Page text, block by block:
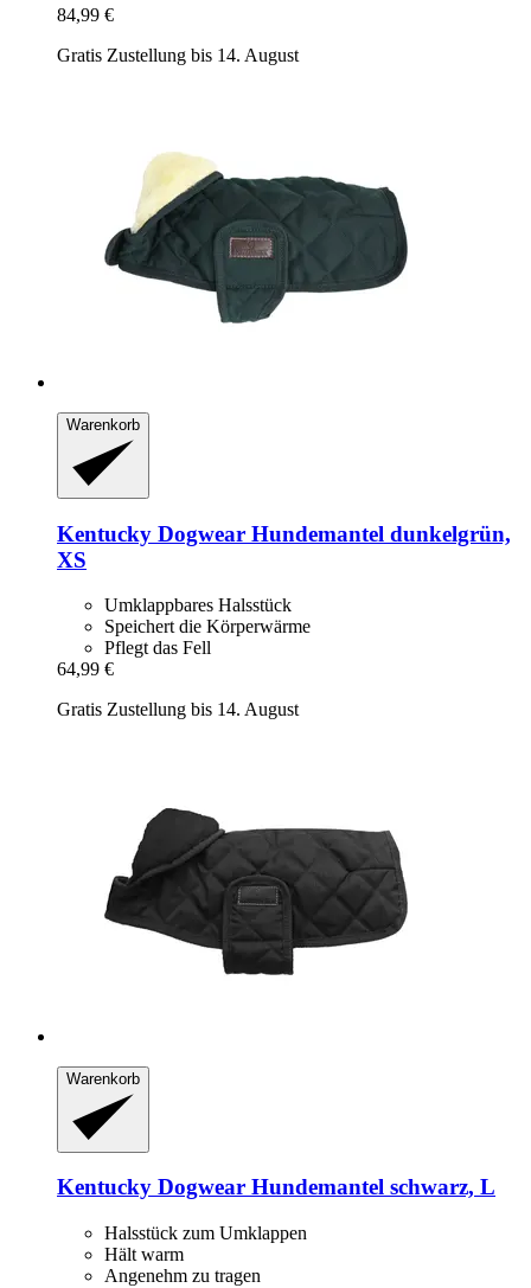
84,99 €
Gratis Zustellung bis 14. August
Warenkorb
Kentucky Dogwear Hundemantel dunkelgrün,
XS
Umklappbares Halsstück
Speichert die Körperwärme
Pflegt das Fell
64,99 €
Gratis Zustellung bis 14. August
Warenkorb
Kentucky Dogwear Hundemantel schwarz, L
Halsstück zum Umklappen
Hält warm
Angenehm zu tragen